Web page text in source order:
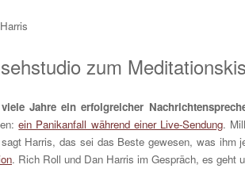
zum
Jahre ein erfolgreicher
ein Panikanfall während einer Live-Sendung.
Harris, das sei das Beste gewesen, was ihm
. Rich Roll und Dan Harris im Gespräch, es geht